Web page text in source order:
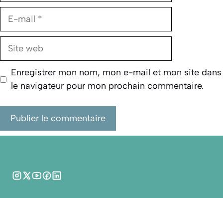
E-
Site
Enregistrer mon nom, mon e-mail et mon site dans
le navigateur pour mon prochain commentaire.